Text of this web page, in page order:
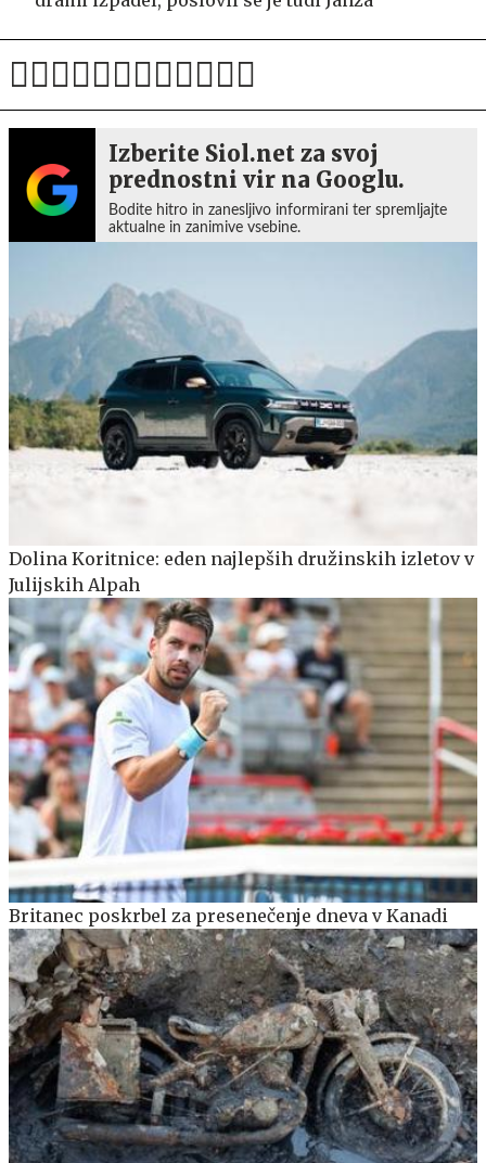
Izberite Siol.net za svoj
prednostni vir na Googlu.
Bodite hitro in zanesljivo informirani ter spremljajte
aktualne in zanimive vsebine.
Dolina Koritnice: eden najlepših družinskih izletov v
Julijskih Alpah
Britanec poskrbel za presenečenje dneva v Kanadi